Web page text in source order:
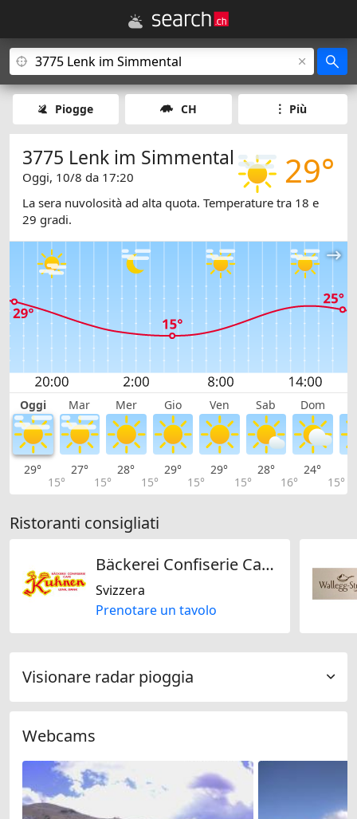
Piogge CH Più
29°
3775 Lenk im Simmental
Oggi, 10/8 da 17:20
La sera nuvolosità ad alta quota. Temperature tra 18 e
29 gradi.
Oggi Mar Mer Gio Ven Sab Dom
29°
15°
27°
15°
28°
15°
29°
15°
29°
15°
28°
16°
24°
15°
Ristoranti consigliati
Bäckerei Confiserie Café Kuhnen GmbH
Svizzera
Prenotare un tavolo
Visionare radar pioggia
Webcams